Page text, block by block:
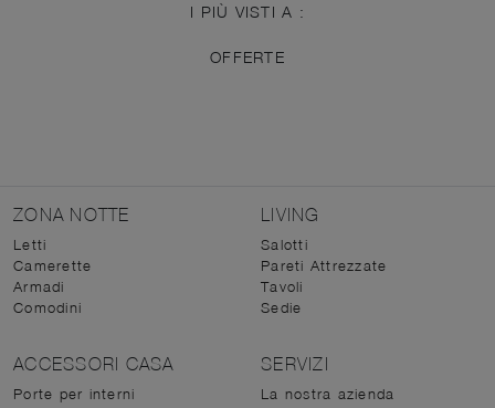
I PIÙ VISTI A :
OFFERTE
ZONA NOTTE
Letti
Camerette
Armadi
Comodini
LIVING
Salotti
Pareti Attrezzate
Tavoli
Sedie
ACCESSORI CASA
Porte per interni
SERVIZI
La nostra azienda